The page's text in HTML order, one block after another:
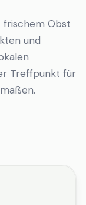
frischem Obst
und
Treffpunkt für